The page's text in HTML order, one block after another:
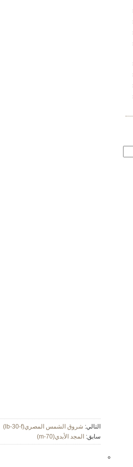
التالي: شروق الشمس المصري(lb-30-f)
سابق: المجد الأبدي(m-70)